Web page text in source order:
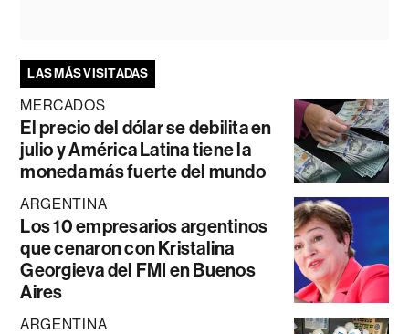
LAS MÁS VISITADAS
MERCADOS
El precio del dólar se debilita en
julio y América Latina tiene la
moneda más fuerte del mundo
ARGENTINA
Los 10 empresarios argentinos
que cenaron con Kristalina
Georgieva del FMI en Buenos
Aires
ARGENTINA